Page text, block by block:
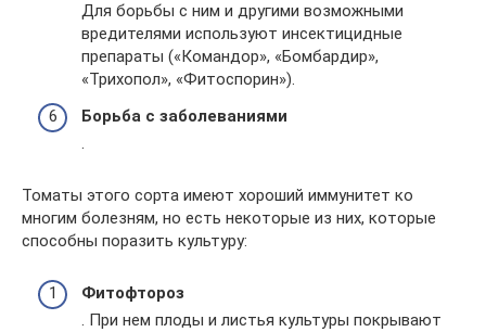
Для борьбы с ним и другими возможными
вредителями используют инсектицидные
препараты («Командор», «Бомбардир»,
«Трихопол», «Фитоспорин»).
Борьба с заболеваниями
.
Томаты этого сорта имеют хороший иммунитет ко
многим болезням, но есть некоторые из них, которые
способны поразить культуру:
Фитофтороз
. При нем плоды и листья культуры покрывают